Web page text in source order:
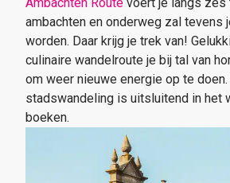
ambachten en onderweg zal tevens
worden. Daar krijg je trek van!
culinaire wandelroute je bij tal van
om weer nieuwe energie op te
stadswandeling is uitsluitend in het
boeken.